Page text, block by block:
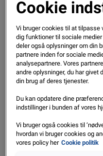
for de
virksomheder,
der ikke er
afstemte og har
klare tekniske
retningslinjer
man
kvantificerer en
væsentlig stigning
Men det skal også
Cookie
Vi bruger cookies til at tilpasse
dig funktioner til sociale
deler også oplysninger om din
partnere inden for sociale
analysepartnere. Vores
andre oplysninger, du har givet
din brug af deres tjenester.
Du kan opdatere dine
indstillinger i bunden af vores
Vi bruger også cookies til
hvordan vi bruger cookies og
vores policy her Cookie politik